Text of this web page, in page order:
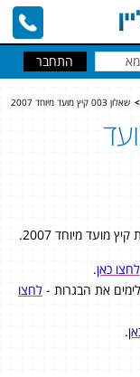
> שאלון 003 קיץ מועד מיוחד 2007
לחצו כאן.
את הבגרות - לחצו
.